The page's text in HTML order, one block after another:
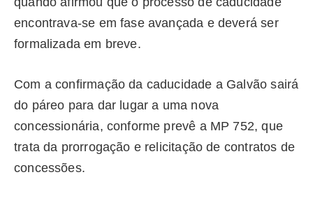
encontrava-se em fase avançada e deverá ser
formalizada em breve.
Com a confirmação da caducidade a Galvão sairá
do páreo para dar lugar a uma nova
concessionária, conforme prevê a MP 752, que
trata da prorrogação e relicitação de contratos de
concessões.